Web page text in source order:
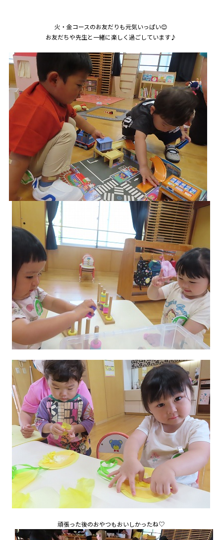
火・金コースのお友だりも元気いっぱい😊
お友だちや先生と一緒に楽しく過ごしています♪
頑張った後のおやつもおいしかったね♡